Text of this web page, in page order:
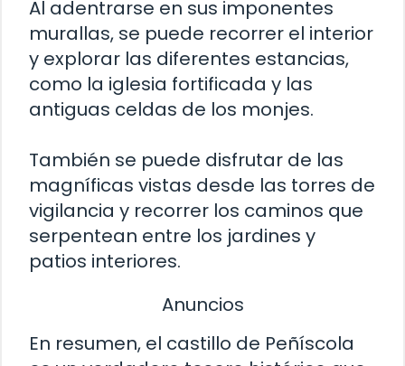
Al adentrarse en sus imponentes
murallas, se puede recorrer el interior
y explorar las diferentes estancias,
como la iglesia fortificada y las
antiguas celdas de los monjes.
También se puede disfrutar de las
magníficas vistas desde las torres de
vigilancia y recorrer los caminos que
serpentean entre los jardines y
patios interiores.
Anuncios
En resumen, el castillo de Peñíscola